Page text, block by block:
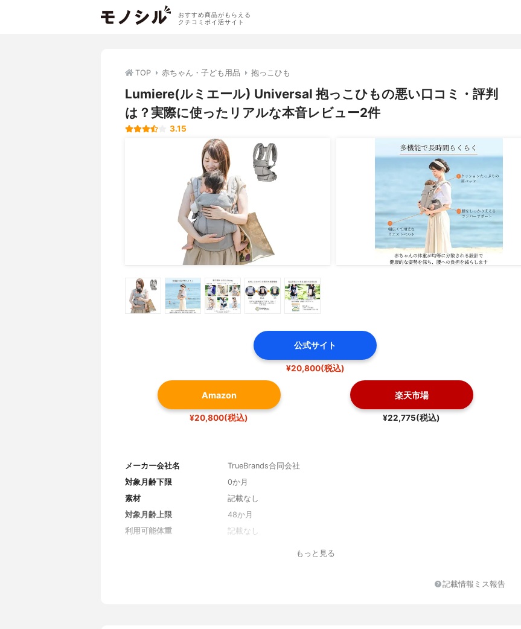
おすすめ商品がもらえる
クチコミポイ活サイト
TOP 赤ちゃん・子ども用品 抱っこひも
Lumiere(ルミエール) Universal 抱っこひもの悪い口コミ・評判
は？実際に使ったリアルな本音レビュー2件
3.15
公式サイト
¥20,800(税込)
Amazon
¥20,800(税込)
楽天市場
¥22,775(税込)
メーカー会社名
TrueBrands合同会社
対象月齢下限
0か月
素材
記載なし
対象月齢上限
48か月
利用可能体重
記載なし
もっと見る
記載情報ミス報告